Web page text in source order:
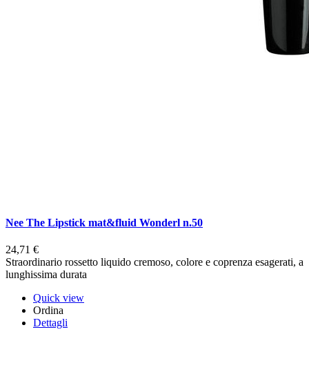
Nee The Lipstick mat&fluid Wonderl n.50
24,71 €
Straordinario rossetto liquido cremoso, colore e coprenza esagerati, a
lunghissima durata
Quick view
Ordina
Dettagli